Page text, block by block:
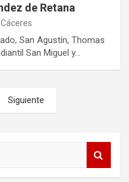
de Retana
San Agustín, Thomas
San Miguel y…
Siguiente